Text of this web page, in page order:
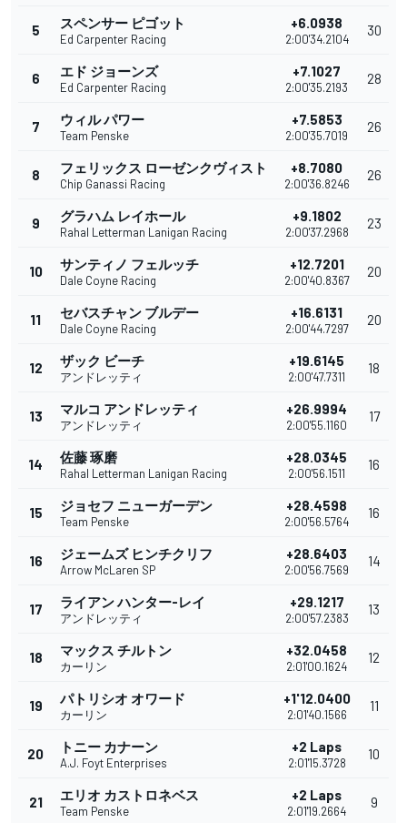
5 スペンサー ピゴット
Ed Carpenter Racing
+6.0938
2:00'34.2104
30
6 エド ジョーンズ
Ed Carpenter Racing
+7.1027
2:00'35.2193
28
7 ウィル パワー
Team Penske
+7.5853
2:00'35.7019
26
8 フェリックス ローゼンクヴィスト
Chip Ganassi Racing
+8.7080
2:00'36.8246
26
9 グラハム レイホール
Rahal Letterman Lanigan Racing
+9.1802
2:00'37.2968
23
10 サンティノ フェルッチ
Dale Coyne Racing
+12.7201
2:00'40.8367
20
11 セバスチャン ブルデー
Dale Coyne Racing
+16.6131
2:00'44.7297
20
12 ザック ビーチ
アンドレッティ
+19.6145
2:00'47.7311
18
13 マルコ アンドレッティ
アンドレッティ
+26.9994
2:00'55.1160
17
14 佐藤 琢磨
Rahal Letterman Lanigan Racing
+28.0345
2:00'56.1511
16
15 ジョセフ ニューガーデン
Team Penske
+28.4598
2:00'56.5764
16
16 ジェームズ ヒンチクリフ
Arrow McLaren SP
+28.6403
2:00'56.7569
14
17 ライアン ハンター-レイ
アンドレッティ
+29.1217
2:00'57.2383
13
18 マックス チルトン
カーリン
+32.0458
2:01'00.1624
12
19 パトリシオ オワード
カーリン
+1'12.0400
2:01'40.1566
11
20 トニー カナーン
A.J. Foyt Enterprises
+2 Laps
2:01'15.3728
10
21 エリオ カストロネベス
Team Penske
+2 Laps
2:01'19.2664
9